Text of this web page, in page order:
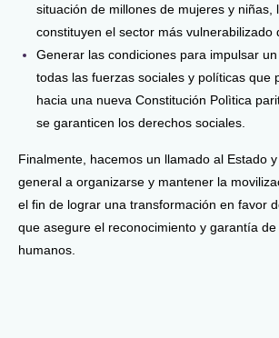
situación de millones de mujeres y niñas,
constituyen el sector más vulnerabilizado
Generar las condiciones para impulsar
todas las fuerzas sociales y políticas que
hacia una nueva Constitución Polìtica
se garanticen los derechos sociales.
Finalmente, hacemos un llamado al Estado
general a organizarse y mantener la
el fin de lograr una transformación en favor
que asegure el reconocimiento y garantía
humanos.